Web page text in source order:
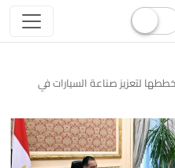
لتعزيز صناعة السيارات في